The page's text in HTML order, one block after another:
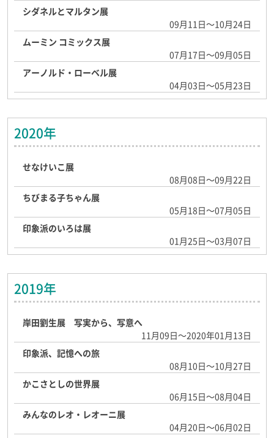
シダネルとマルタン展
09月11日～10月24日
ムーミン コミックス展
07月17日～09月05日
アーノルド・ローベル展
04月03日～05月23日
2020年
せなけいこ展
08月08日～09月22日
ちびまる子ちゃん展
05月18日～07月05日
印象派のいろは展
01月25日～03月07日
2019年
岸田劉生展 写実から、写意へ
11月09日～2020年01月13日
印象派、記憶への旅
08月10日～10月27日
かこさとしの世界展
06月15日～08月04日
みんなのレオ・レオーニ展
04月20日～06月02日